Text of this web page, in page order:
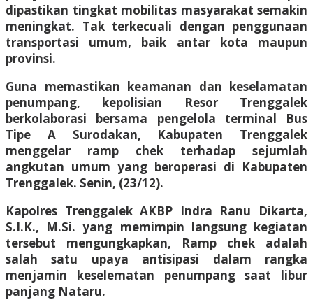
dipastikan tingkat mobilitas masyarakat semakin
meningkat. Tak terkecuali dengan penggunaan
transportasi umum, baik antar kota maupun
provinsi.
Guna memastikan keamanan dan keselamatan
penumpang, kepolisian Resor Trenggalek
berkolaborasi bersama pengelola terminal Bus
Tipe A Surodakan, Kabupaten Trenggalek
menggelar ramp chek terhadap sejumlah
angkutan umum yang beroperasi di Kabupaten
Trenggalek. Senin, (23/12).
Kapolres Trenggalek AKBP Indra Ranu Dikarta,
S.I.K., M.Si. yang memimpin langsung kegiatan
tersebut mengungkapkan, Ramp chek adalah
salah satu upaya antisipasi dalam rangka
menjamin keselematan penumpang saat libur
panjang Nataru.